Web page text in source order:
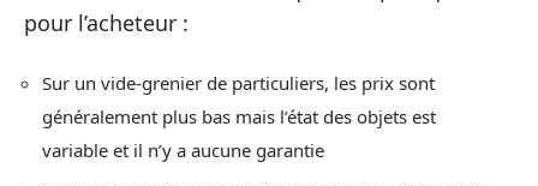
pour l’acheteur :
Sur un vide-grenier de particuliers, les prix sont
généralement plus bas mais l’état des objets est
variable et il n’y a aucune garantie